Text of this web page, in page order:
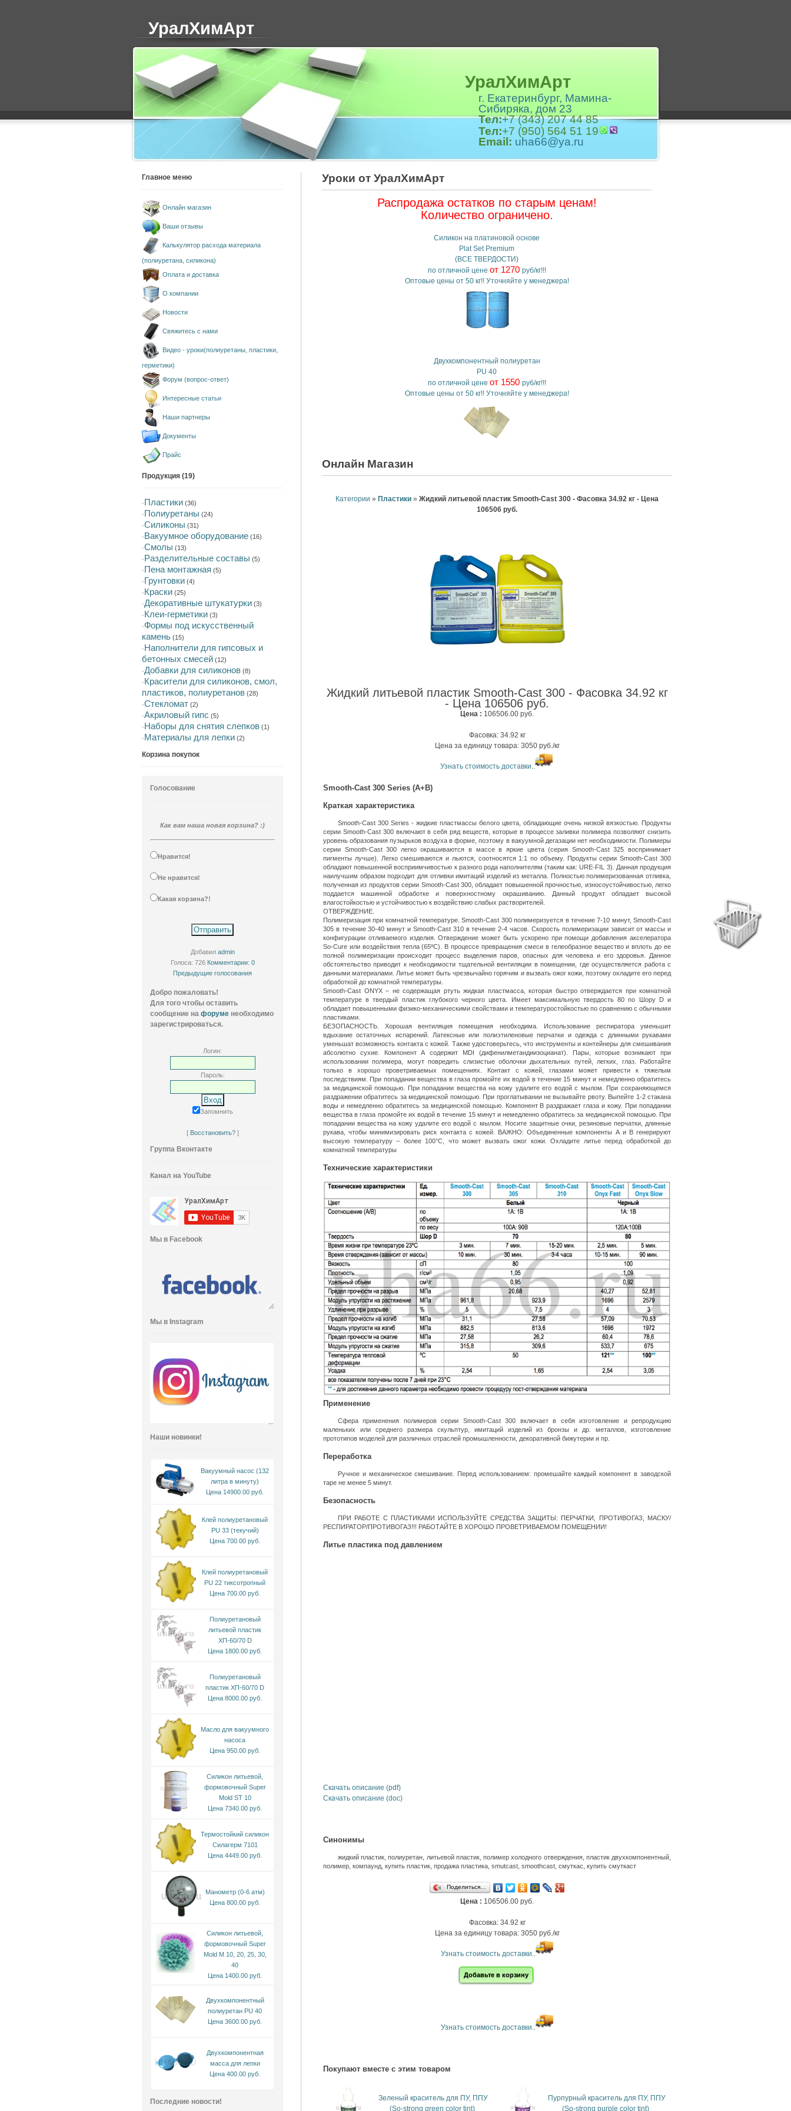
УралХимАрт
УралХимАрт
г. Екатеринбург, Мамина-
Сибиряка, дом 23
Тел:+7 (343) 207 44 85
Тел:+7 (950) 564 51 19
Email: uha66@ya.ru
Уроки от УралХимАрт
Распродажа остатков по старым ценам!
Количество ограничено.
Силикон на платиновой основе
Plat Set Premium
(ВСЕ ТВЕРДОСТИ)
по отличной цене от 1270 руб/кг!!!
Оптовые цены от 50 кг!! Уточняйте у менеджера!
Двухкомпонентный полиуретан
PU 40
по отличной цене от 1550 руб/кг!!!
Оптовые цены от 50 кг!! Уточняйте у менеджера!
Онлайн Магазин
Категории » Пластики » Жидкий литьевой пластик Smooth-Cast 300 - Фасовка 34.92 кг - Цена
106506 руб.
Жидкий литьевой пластик Smooth-Cast 300 - Фасовка 34.92 кг
- Цена 106506 руб.
Цена : 106506.00 руб.
Фасовка: 34.92 кг
Цена за единицу товара: 3050 руб./кг
Узнать стоимость доставки..
Smooth-Cast 300 Series (А+В)
Краткая характеристика
Smooth-Cast 300 Series - жидкие пластмассы белого цвета, обладающие очень низкой вязкостью. Продукты
серии Smooth-Cast 300 включают в себя ряд веществ, которые в процессе заливки полимера позволяют снизить
уровень образования пузырьков воздуха в форме, поэтому в вакуумной дегазации нет необходимости. Полимеры
серии Smooth-Cast 300 легко окрашиваются в массе в яркие цвета (серия Smooth-Cast 325 воспринимает
пигменты лучше). Легко смешиваются и льются, соотносятся 1:1 по объему. Продукты серии Smooth-Cast 300
обладают повышенной восприимчивостью к разного рода наполнителям (таким как: URE-FIL 3). Данная продукция
наилучшим образом подходит для отливки имитаций изделий из металла. Полностью полимеризованная отливка,
полученная из продуктов серии Smooth-Cast 300, обладает повышенной прочностью, износоустойчивостью, легко
поддается машинной обработке и поверхностному окрашиванию. Данный продукт обладает высокой
влагостойкостью и устойчивостью к воздействию слабых растворителей.
ОТВЕРЖДЕНИЕ.
Полимеризация при комнатной температуре. Smooth-Cast 300 полимеризуется в течение 7-10 минут, Smooth-Cast
305 в течение 30-40 минут и Smooth-Cast 310 в течение 2-4 часов. Скорость полимеризации зависит от массы и
конфигурации отливаемого изделия. Отверждение может быть ускорено при помощи добавления акселератора
So-Cure или воздействия тепла (65ºС). В процессе превращения смеси в гелеобразное вещество и вплоть до ее
полной полимеризации происходит процесс выделения паров, опасных для человека и его здоровья. Данное
обстоятельство приводит к необходимости тщательной вентиляции в помещении, где осуществляется работа с
данными материалами. Литье может быть чрезвычайно горячим и вызвать ожог кожи, поэтому охладите его перед
обработкой до комнатной температуры.
Smooth-Cast ONYX – не содержащая ртуть жидкая пластмасса, которая быстро отверждается при комнатной
температуре в твердый пластик глубокого черного цвета. Имеет максимальную твердость 80 по Шору D и
обладает повышенными физико-механическими свойствами и температуростойкостью по сравнению с обычными
пластиками.
БЕЗОПАСНОСТЬ. Хорошая вентиляция помещения необходима. Использование респиратора уменьшит
вдыхание остаточных испарений. Латексные или полиэтиленовые перчатки и одежда с длинными рукавами
уменьшат возможность контакта с кожей. Также удостоверьтесь, что инструменты и контейнеры для смешивания
абсолютно сухие. Компонент А содержит MDI (дифенилметандиизоцианат). Пары, которые возникают при
использовании полимера, могут повредить слизистые оболочки дыхательных путей, легких, глаз. Работайте
только в хорошо проветриваемых помещениях. Контакт с кожей, глазами может привести к тяжелым
последствиям. При попадании вещества в глаза промойте их водой в течение 15 минут и немедленно обратитесь
за медицинской помощью. При попадании вещества на кожу удалите его водой с мылом. При сохраняющемся
раздражении обратитесь за медицинской помощью. При проглатывании не вызывайте рвоту. Выпейте 1-2 стакана
воды и немедленно обратитесь за медицинской помощью. Компонент В раздражает глаза и кожу. При попадании
вещества в глаза промойте их водой в течение 15 минут и немедленно обратитесь за медицинской помощью. При
попадании вещества на кожу удалите его водой с мылом. Носите защитные очки, резиновые перчатки, длинные
рукава, чтобы минимизировать риск контакта с кожей. ВАЖНО: Объединенные компоненты А и В генерируют
высокую температуру – более 100°C, что может вызвать ожог кожи. Охладите литье перед обработкой до
комнатной температуры
Технические характеристики
Применение
Сфера применения полимеров серии Smooth-Cast 300 включает в себя изготовление и репродукцию
маленьких или среднего размера скульптур, имитаций изделий из бронзы и др. металлов, изготовление
прототипов моделей для различных отраслей промышленности, декоративной бижутерии и пр.
Переработка
Ручное и механическое смешивание. Перед использованием: промешайте каждый компонент в заводской
таре не менее 5 минут.
Безопасность
ПРИ РАБОТЕ С ПЛАСТИКАМИ ИСПОЛЬЗУЙТЕ СРЕДСТВА ЗАЩИТЫ: ПЕРЧАТКИ, ПРОТИВОГАЗ, МАСКУ/
РЕСПИРАТОР/ПРОТИВОГАЗ!!! РАБОТАЙТЕ В ХОРОШО ПРОВЕТРИВАЕМОМ ПОМЕЩЕНИИ!
Литье пластика под давлением
Скачать описание (pdf)
Скачать описание (doc)
Синонимы
жидкий пластик, полиуретан, литьевой пластик, полимер холодного отверждения, пластик двухкомпонентный,
полимер, компаунд, купить пластик, продажа пластика, smutcast, smoothcast, смуткас, купить смуткаст
Поделиться…
Цена : 106506.00 руб.
Фасовка: 34.92 кг
Цена за единицу товара: 3050 руб./кг
Узнать стоимость доставки..
Добавьте в корзину
Узнать стоимость доставки..
Покупают вместе с этим товаром
Зеленый краситель для ПУ, ППУ
(So-strong green color tint)
Пурпурный краситель для ПУ, ППУ
(So-strong purple color tint)
Главное меню
Онлайн магазин
Ваши отзывы
Калькулятор расхода материала
(полиуретана, силикона)
Оплата и доставка
О компании
Новости
Свяжитесь с нами
Видео - уроки(полиуретаны, пластики,
герметики)
Форум (вопрос-ответ)
Интересные статьи
Наши партнеры
Документы
Прайс
Продукция (19)
·Пластики (36)
·Полиуретаны (24)
·Силиконы (31)
·Вакуумное оборудование (16)
·Смолы (13)
·Разделительные составы (5)
·Пена монтажная (5)
·Грунтовки (4)
·Краски (25)
·Декоративные штукатурки (3)
·Клеи-герметики (3)
·Формы под искусственный
камень (15)
·Наполнители для гипсовых и
бетонных смесей (12)
·Добавки для силиконов (8)
·Красители для силиконов, смол,
пластиков, полиуретанов (28)
·Стекломат (2)
·Акриловый гипс (5)
·Наборы для снятия слепков (1)
·Материалы для лепки (2)
Корзина покупок
Голосование
Как вам наша новая корзина? :)
Нравится!
Не нравится!
Какая корзина?!
Добавил admin
Голоса: 726 Комментарии: 0
Предыдущие голосования
Добро пожаловать!
Для того чтобы оставить
сообщение на форуме необходимо
зарегистрироваться.
Логин:
Пароль:
Запомнить
[ Восстановить?]
Группа Вконтакте
Канал на YouTube
Мы в Facebook
Мы в Instagram
Наши новинки!
Вакуумный насос (132
литра в минуту)
Цена 14900.00 руб.
Клей полиуретановый
PU 33 (текучий)
Цена 700.00 руб.
Клей полиуретановый
PU 22 тиксотропный
Цена 700.00 руб.
Полиуретановый
литьевой пластик
ХП-60/70 D
Цена 1800.00 руб.
Полиуретановый
пластик ХП-60/70 D
Цена 8000.00 руб.
Масло для вакуумного
насоса
Цена 950.00 руб.
Силикон литьевой,
формовочный Super
Mold ST 10
Цена 7340.00 руб.
Термостойкий силикон
Силагерм 7101
Цена 4449.00 руб.
Манометр (0-6 атм)
Цена 800.00 руб.
Силикон литьевой,
формовочный Super
Mold M 10, 20, 25, 30,
40
Цена 1400.00 руб.
Двухкомпонентный
полиуретан PU 40
Цена 3600.00 руб.
Двухкомпонентная
масса для лепки
Цена 400.00 руб.
Последние новости!